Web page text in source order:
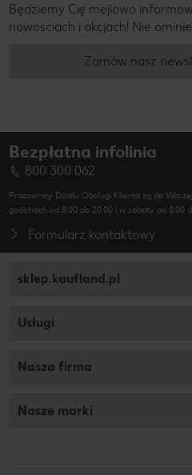
Będziemy Cię mejlowo
nowościach i akcjach! Nie
Zamów nasz
Bezpłatna infolinia
800 300 062
Pracownicy Działu Obsługi Klienta są do
godzinach od 8.00 do 20.00 i w soboty od 8.00
Formularz kontaktowy
sklep.kaufland.pl
Usługi
Nasza firma
Nasze marki